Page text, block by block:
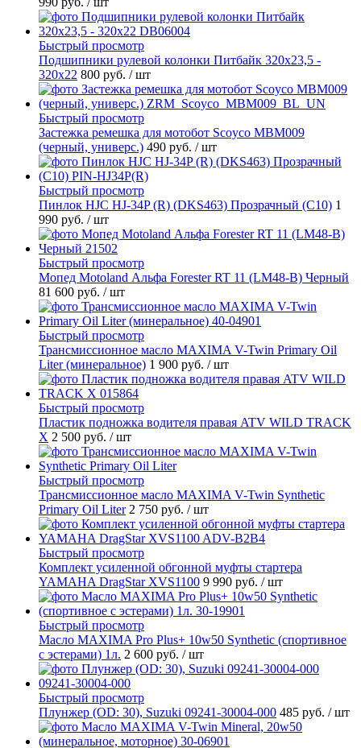
Быстрый просмотр
Подшипники рулевой колонки Питбайк 320x23,5 -
320x22 800 руб. / шт
Быстрый просмотр
Застежка ремешка для мотобот Scoyco MBM009
(черный, универс.) 490 руб. / шт
Быстрый просмотр
Пинлок HJC HJ-34P (R) (DKS463) Прозрачный (C10) 1
990 руб. / шт
Быстрый просмотр
Мопед Motoland Альфа Forester RT 11 (LM48-B) Черный
81 600 руб. / шт
Быстрый просмотр
Трансмиссионное масло MAXIMA V-Twin Primary Oil
Liter (минеральное) 1 900 руб. / шт
Быстрый просмотр
Пластик подножка водителя правая ATV WILD TRACK
X 2 500 руб. / шт
Быстрый просмотр
Трансмиссионное масло MAXIMA V-Twin Synthetic
Primary Oil Liter 2 750 руб. / шт
Быстрый просмотр
Комплект усиленной обгонной муфты стартера
YAMAHA DragStar XVS1100 9 990 руб. / шт
Быстрый просмотр
Масло MAXIMA Pro Plus+ 10w50 Synthetic (спортивное
с эстерами) 1л. 2 600 руб. / шт
Быстрый просмотр
Плунжер (OD: 30), Suzuki 09241-30004-000 485 руб. / шт